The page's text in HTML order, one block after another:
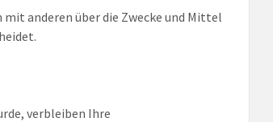
anderen über die Zwecke und Mittel
verbleiben Ihre